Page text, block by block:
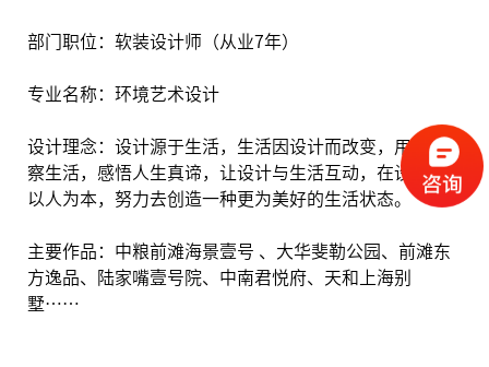
部门职位：软装设计师（从业7年）
专业名称：环境艺术设计
设计理念：设计源于生活，生活因设计而改变，用心观
察生活，感悟人生真谛，让设计与生活互动，在设计中
以人为本，努力去创造一种更为美好的生活状态。
主要作品：中粮前滩海景壹号 、大华斐勒公园、前滩东
方逸品、陆家嘴壹号院、中南君悦府、天和上海别
墅……